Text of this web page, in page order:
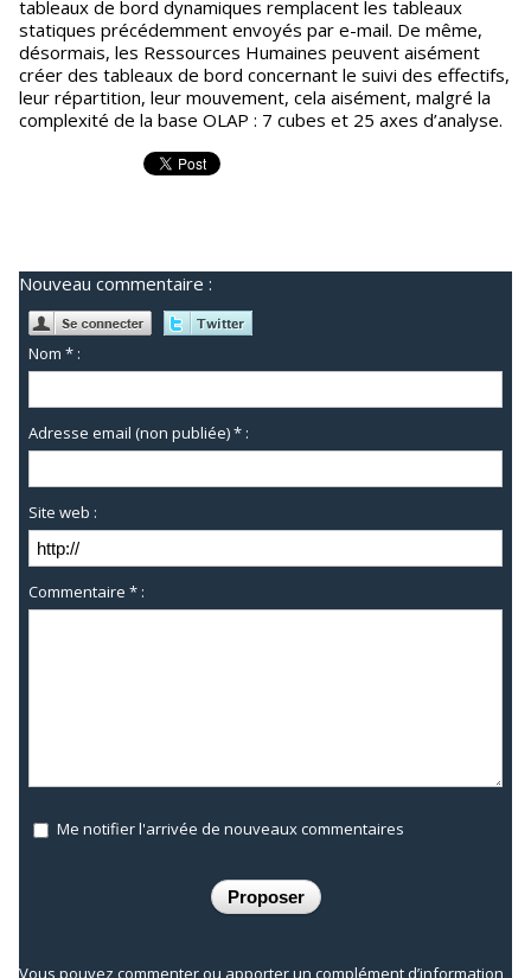
tableaux de bord dynamiques remplacent les tableaux
statiques précédemment envoyés par e-mail. De même,
désormais, les Ressources Humaines peuvent aisément
créer des tableaux de bord concernant le suivi des effectifs,
leur répartition, leur mouvement, cela aisément, malgré la
complexité de la base OLAP : 7 cubes et 25 axes d’analyse.
Nouveau commentaire :
Nom * :
Adresse email (non publiée) * :
Site web :
Commentaire * :
Me notifier l'arrivée de nouveaux commentaires
Vous pouvez commenter ou apporter un complément d’information